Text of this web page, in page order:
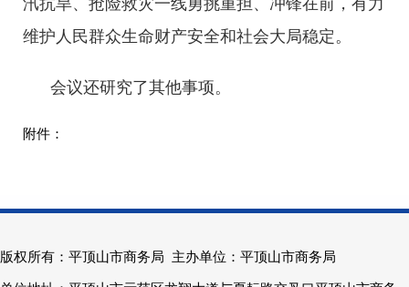
维护人民群众生命财产安全和社会大局稳定。
会议还研究了其他事项。
版权所有：平顶山市商务局 主办单位：平顶山市商务局